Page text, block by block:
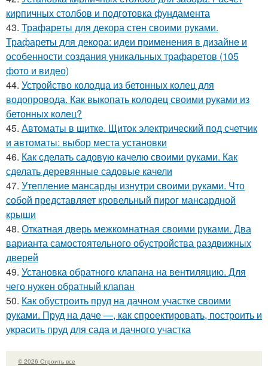
кирпичных столбов и подготовка фундамента
43. Трафареты для декора стен своими руками.
Трафареты для декора: идеи применения в дизайне и
особенности создания уникальных трафаретов (105
фото и видео)
44. Устройство колодца из бетонных колец для
водопровода. Как выкопать колодец своими руками из
бетонных колец?
45. Автоматы в щитке. Щиток электрический под счетчик
и автоматы: выбор места установки
46. Как сделать садовую качелю своими руками. Как
сделать деревянные садовые качели
47. Утепление мансарды изнутри своими руками. Что
собой представляет кровельный пирог мансардной
крыши
48. Откатная дверь межкомнатная своими руками. Два
варианта самостоятельного обустройства раздвижных
дверей
49. Установка обратного клапана на вентиляцию. Для
чего нужен обратный клапан
50. Как обустроить пруд на дачном участке своими
руками. Пруд на даче —, как спроектировать, построить и
украсить пруд для сада и дачного участка
© 2026 Строить все